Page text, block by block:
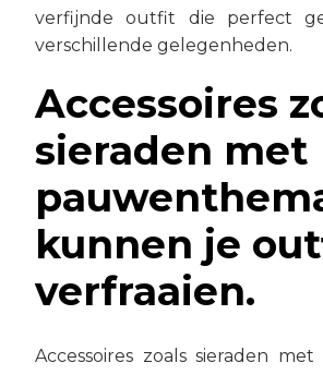
verfijnde outfit die perfect
verschillende gelegenheden.
Accessoires
sieraden met
kunnen je
verfraaien.
Accessoires zoals sieraden